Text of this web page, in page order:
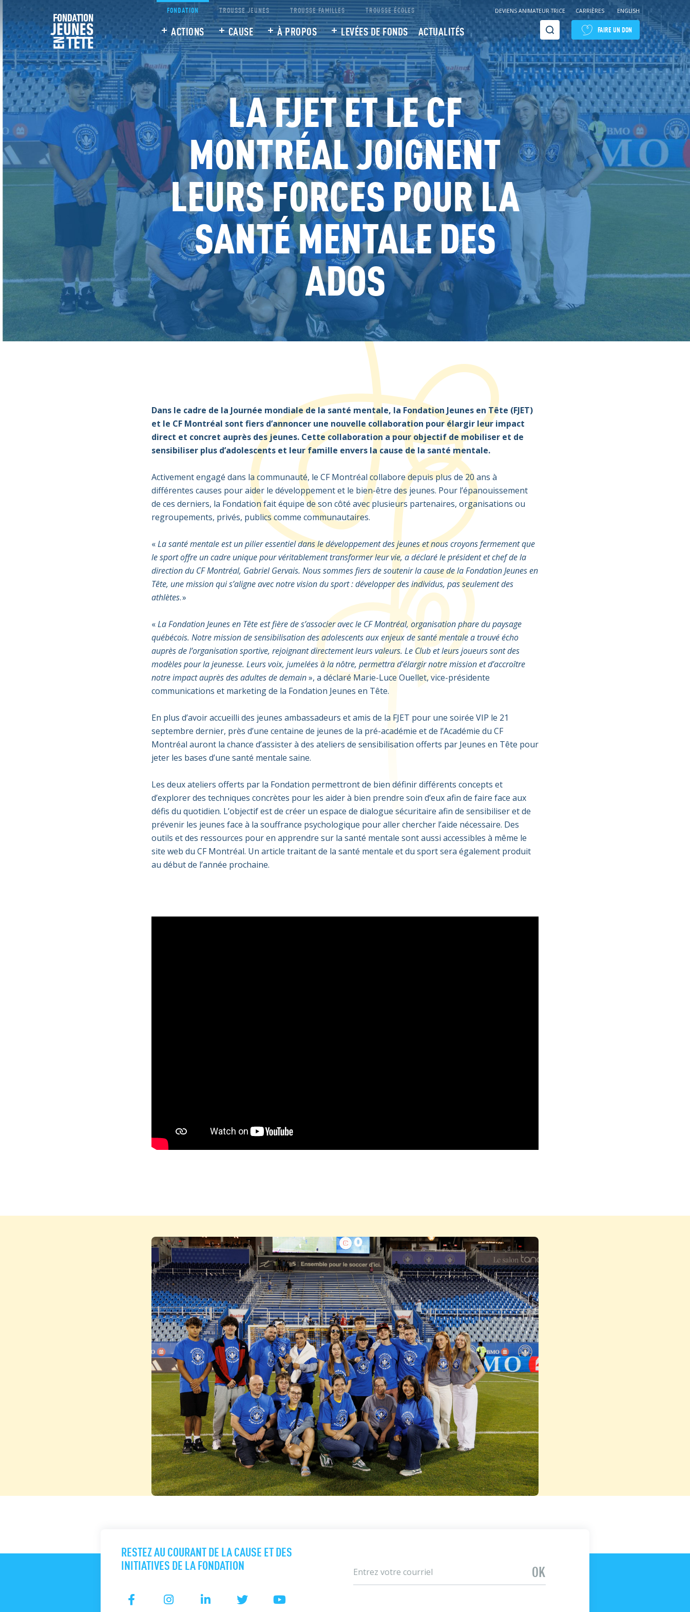
FONDATION TROUSSE JEUNES TROUSSE FAMILLES TROUSSE ÉCOLES
ACTIONS CAUSE À PROPOS LEVÉES DE FONDS ACTUALITÉS
DEVIENS ANIMATEUR·TRICE CARRIÈRES ENGLISH
Recherche FAIRE UN DON
LA FJET ET LE CF
MONTRÉAL JOIGNENT
LEURS FORCES POUR LA
SANTÉ MENTALE DES
ADOS
Dans le cadre de la Journée mondiale de la santé mentale, la Fondation Jeunes en Tête (FJET)
et le CF Montréal sont fiersd’annoncer une nouvelle collaboration pourélargirleur impact
direct et concret auprès desjeunes. Cette collaborationa pour objectif de mobiliser et de
sensibiliser plus d’adolescents et leur famille enversla cause de la santé mentale.
Activementengagé dans la communauté, le CF Montréalcollabore depuis plus de 20 ans à
différentes causes pour aider le développement et le bien-être des jeunes. Pour l’épanouissement
de ces derniers, la Fondation faitéquipe de son côté avec plusieurs partenaires, organisations ou
regroupements, privés, publics comme communautaires.
«La santé mentale est un pilier essentiel dans le développement des jeunes et nous croyons fermement que
le sport offre un cadre unique pour véritablement transformer leur vie, a déclaréleprésident et chef de la
directionduCF Montréal, Gabriel Gervais. Nous sommes fiers de soutenir la cause dela FondationJeunes en
Tête, une mission qui s’aligne avec notre vision du sport :développerdes individus, pas seulement des
athlètes. »
«La Fondation Jeunes en Tête est fière de s’associer avecle CF Montréal, organisation phare du paysage
québécois. Notre mission de sensibilisation des adolescents aux enjeux de santé mentalea trouvé écho
auprès de l’organisation sportive, rejoignant directementleursvaleurs. Le Clubet leurs joueurssontdes
modèles pour la jeunesse. Leursvoix, jumeléesà la nôtre, permettrad’élargir notre mission etd’accroître
notre impact auprès des adultes de demain», a déclaré Marie-Luce Ouellet, vice-présidente
communications et marketing de la Fondation Jeunes en Tête.
En plus d’avoir accueilli des jeunes ambassadeurs et amis de la FJET pour une soirée VIP le 21
septembre dernier, près d’une centaine de jeunes de la pré-académie et de l’Académie du CF
Montréal auront la chance d’assisterà des ateliers de sensibilisation offerts par Jeunes en Tête pour
jeter les bases d’une santé mentale saine.
Les deux ateliers offerts par la Fondation permettrontde bien définir différents concepts et
d’explorer des techniques concrètes pour les aider à bien prendre soin d’euxafin de faire face aux
défis du quotidien. L’objectif est de créer un espace de dialogue sécuritaire afin de sensibiliser et de
prévenir les jeunes face à la souffrance psychologique pour aller chercher l’aide nécessaire. Des
outils et des ressources pour en apprendre sur la santé mentale sont aussi accessibles à même le
site web du CF Montréal. Un article traitant de la santé mentale et du sport sera également produit
au début de l’année prochaine.
RESTEZ AU COURANT DE LA CAUSE ET DES
INITIATIVES DE LA FONDATION